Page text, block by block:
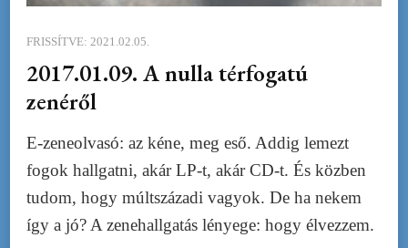
FRISSÍTVE: 2021.02.05.
2017.01.09. A nulla térfogatú
zenéről
E-zeneolvasó: az kéne, meg eső. Addig lemezt
fogok hallgatni, akár LP-t, akár CD-t. És közben
tudom, hogy múltszázadi vagyok. De ha nekem
így a jó? A zenehallgatás lényege: hogy élvezzem.